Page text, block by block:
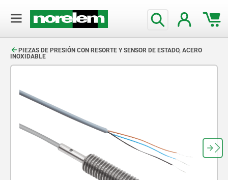
PIEZAS DE PRESIÓN CON RESORTE Y SENSOR DE ESTADO, ACERO
INOXIDABLE